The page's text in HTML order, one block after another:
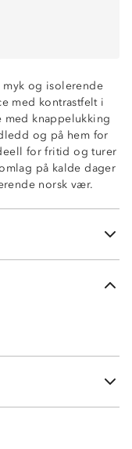
myk og isolerende
med kontrastfelt i
med knappelukking
og på hem for
for fritid og turer
på kalde dager
norsk vær.